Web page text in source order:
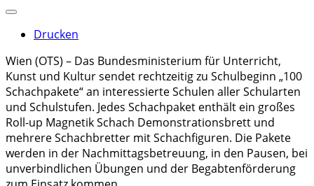
Drucken
Wien (OTS) – Das Bundesministerium für Unterricht,
Kunst und Kultur sendet rechtzeitig zu Schulbeginn „100
Schachpakete“ an interessierte Schulen aller Schularten
und Schulstufen. Jedes Schachpaket enthält ein großes
Roll-up Magnetik Schach Demonstrationsbrett und
mehrere Schachbretter mit Schachfiguren. Die Pakete
werden in der Nachmittagsbetreuung, in den Pausen, bei
unverbindlichen Übungen und der Begabtenförderung